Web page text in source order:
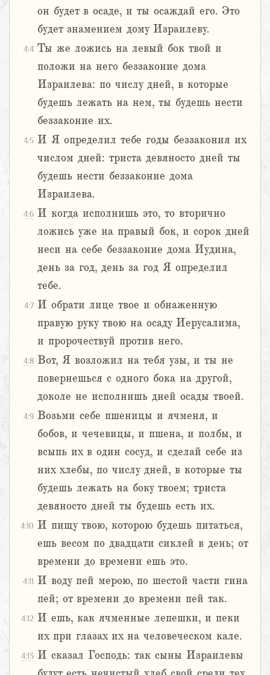
он будет в осаде, и ты осаждай его. Это
будет знамением дому Израилеву.
4:4 Ты же ложись на левый бок твой и
положи на него беззаконие дома
Израилева: по числу дней, в которые
будешь лежать на нем, ты будешь нести
беззаконие их.
4:5 И Я определил тебе годы беззакония их
числом дней: триста девяносто дней ты
будешь нести беззаконие дома
Израилева.
4:6 И когда исполнишь это, то вторично
ложись уже на правый бок, и сорок дней
неси на себе беззаконие дома Иудина,
день за год, день за год Я определил
тебе.
4:7 И обрати лице твое и обнаженную
правую руку твою на осаду Иерусалима,
и пророчествуй против него.
4:8 Вот, Я возложил на тебя узы, и ты не
повернешься с одного бока на другой,
доколе не исполнишь дней осады твоей.
4:9 Возьми себе пшеницы и ячменя, и
бобов, и чечевицы, и пшена, и полбы, и
всыпь их в один сосуд, и сделай себе из
них хлебы, по числу дней, в которые ты
будешь лежать на боку твоем; триста
девяносто дней ты будешь есть их.
4:10 И пищу твою, которою будешь питаться,
ешь весом по двадцати сиклей в день; от
времени до времени ешь это.
4:11 И воду пей мерою, по шестой части гина
пей; от времени до времени пей так.
4:12 И ешь, как ячменные лепешки, и пеки
их при глазах их на человеческом кале.
4:13 И сказал Господь: так сыны Израилевы